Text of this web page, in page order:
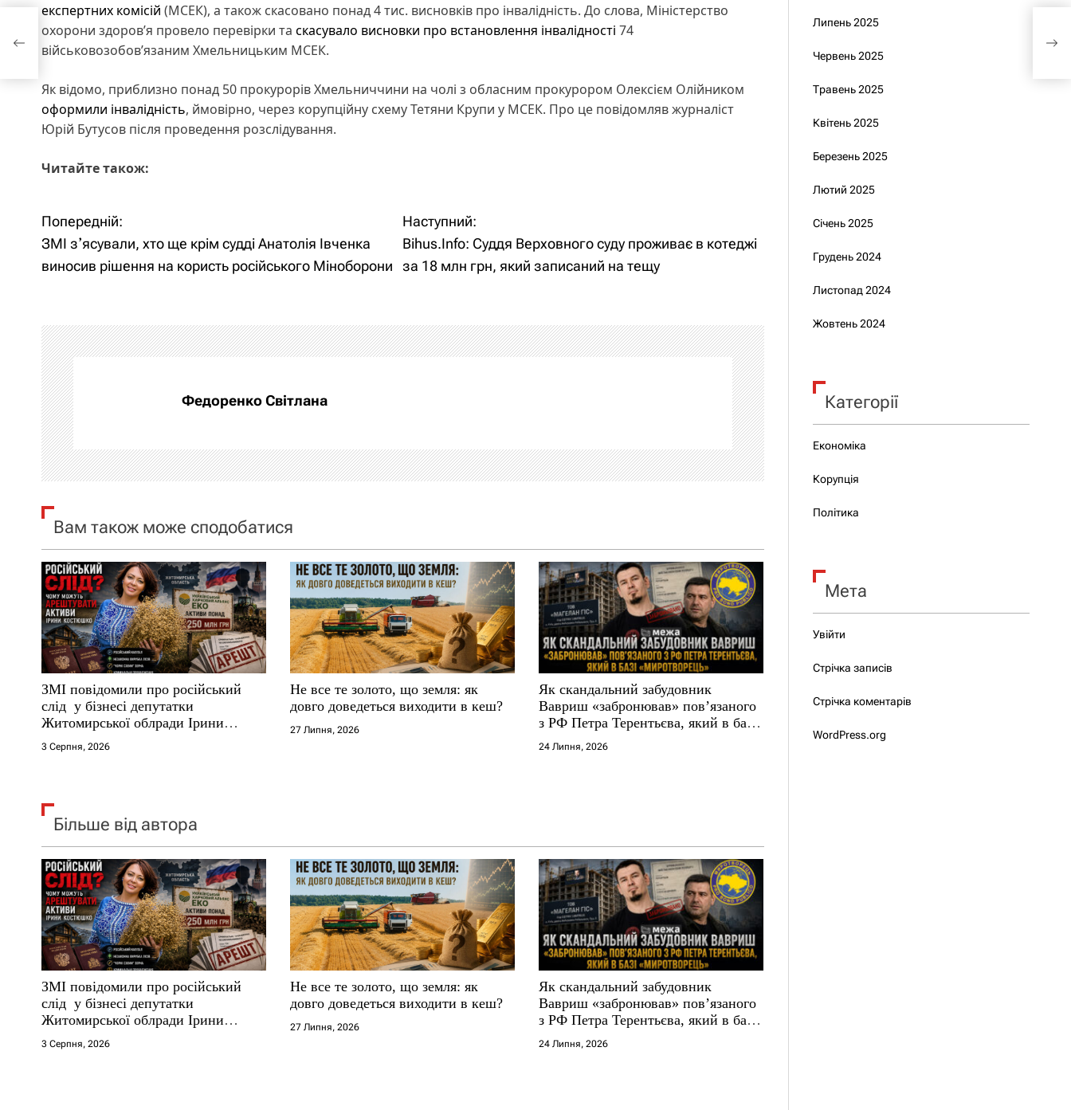
експертних комісій (МСЕК), а також скасовано понад 4 тис. висновків про інвалідність. До слова, Міністерство
охорони здоровʼя провело перевірки та скасувало висновки про встановлення інвалідності 74
військовозобовʼязаним Хмельницьким МСЕК.
Як відомо, приблизно понад 50 прокурорів Хмельниччини на чолі з обласним прокурором Олексієм Олійником
оформили інвалідність, ймовірно, через корупційну схему Тетяни Крупи у МСЕК. Про це повідомляв журналіст
Юрій Бутусов після проведення розслідування.
Читайте також:
Н
а
і
г
а
ц
і
я
а
п
и
с
і
в
Попередній:
ЗМІ зʼясували, хто ще крім судді Анатолія Івченка
виносив рішення на користь російського Міноборони
Наступний:
Bihus.Info: Суддя Верховного суду проживає в котеджі
за 18 млн грн, який записаний на тещу
Федоренко Світлана
Вам також може сподобатися
ЗМІ повідомили про російський
слід у бізнесі депутатки
Житомирської облради Ірини
Костюшко та чому можуть
арештувати її активи
3 Серпня, 2026
Не все те золото, що земля: як
довго доведеться виходити в кеш?
27 Липня, 2026
Як скандальний забудовник
Вавриш «забронював» повʼязаного
з РФ Петра Терентьєва, який в базі
«Миротворець»
24 Липня, 2026
Більше від автора
ЗМІ повідомили про російський
слід у бізнесі депутатки
Житомирської облради Ірини
Костюшко та чому можуть
арештувати її активи
3 Серпня, 2026
Не все те золото, що земля: як
довго доведеться виходити в кеш?
27 Липня, 2026
Як скандальний забудовник
Вавриш «забронював» повʼязаного
з РФ Петра Терентьєва, який в базі
«Миротворець»
24 Липня, 2026
Липень 2025
Червень 2025
Травень 2025
Квітень 2025
Березень 2025
Лютий 2025
Січень 2025
Грудень 2024
Листопад 2024
Жовтень 2024
Категорії
Економіка
Корупція
Політика
Мета
Увійти
Стрічка записів
Стрічка коментарів
WordPress.org